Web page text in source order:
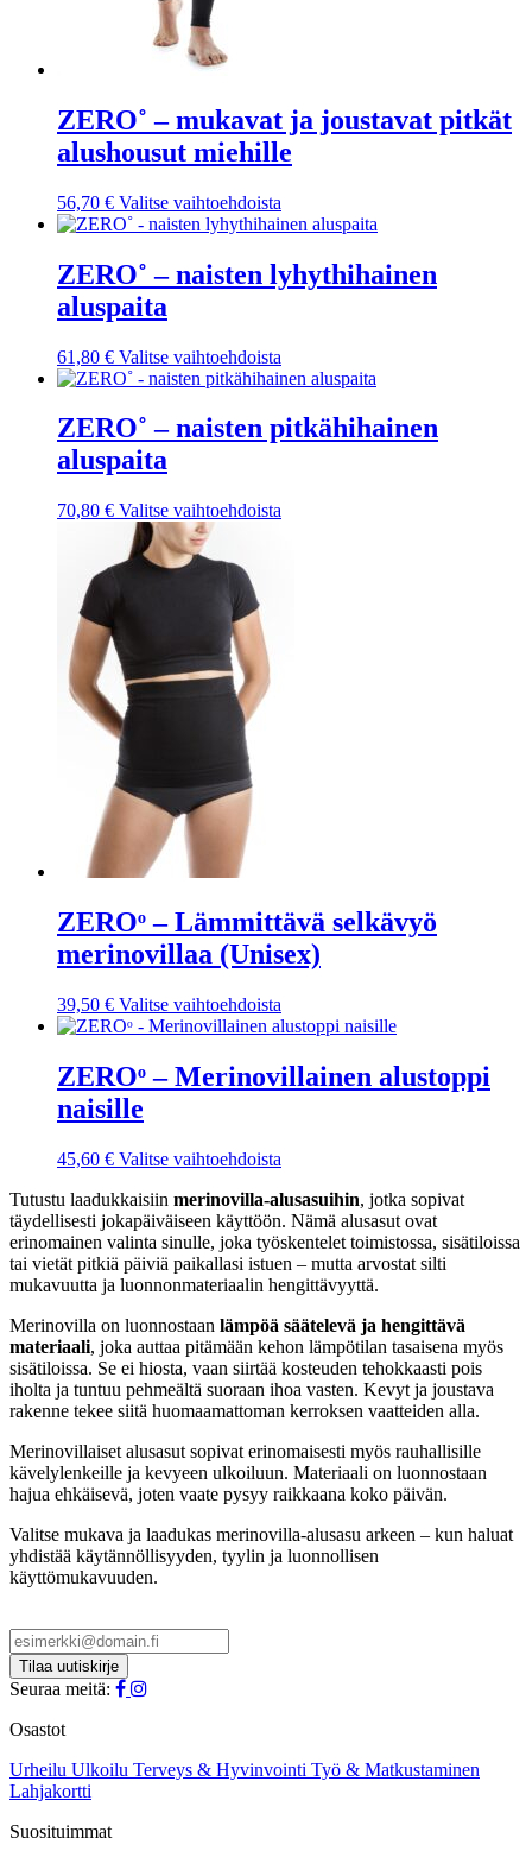
ZERO˚ – mukavat ja joustavat pitkät
alushousut miehille
56,70 € Valitse vaihtoehdoista
tuotteella
useampi
muunnelma.
tuotteen
sivulla.
ZERO˚ – naisten lyhythihainen
aluspaita
61,80 € Valitse vaihtoehdoista
tuotteella
useampi
muunnelma.
ZERO˚ – naisten pitkähihainen
aluspaita
70,80 € Valitse vaihtoehdoista
ZEROᵒ – Lämmittävä selkävyö
merinovillaa (Unisex)
39,50 € Valitse vaihtoehdoista
tuotteella
useampi
muunnelma.
tuotteen
sivulla.
ZEROᵒ – Merinovillainen alustoppi
naisille
45,60 € Valitse vaihtoehdoista
on
useampi
muunnelma.
Voit
tehdä
tuotteen
sivulla.
Tutustu laadukkaisiin merinovilla-alusasuihin, jotka sopivat
täydellisesti jokapäiväiseen käyttöön. Nämä alusasut ovat
erinomainen valinta sinulle, joka työskentelet toimistossa, sisätiloissa
tai vietät pitkiä päiviä paikallasi istuen – mutta arvostat silti
mukavuutta ja luonnonmateriaalin hengittävyyttä.
Merinovilla on luonnostaan lämpöä säätelevä ja hengittävä
materiaali, joka auttaa pitämään kehon lämpötilan tasaisena myös
sisätiloissa. Se ei hiosta, vaan siirtää kosteuden tehokkaasti pois
iholta ja tuntuu pehmeältä suoraan ihoa vasten. Kevyt ja joustava
rakenne tekee siitä huomaamattoman kerroksen vaatteiden alla.
Merinovillaiset alusasut sopivat erinomaisesti myös rauhallisille
kävelylenkeille ja kevyeen ulkoiluun. Materiaali on luonnostaan
hajua ehkäisevä, joten vaate pysyy raikkaana koko päivän.
Valitse mukava ja laadukas merinovilla-alusasu arkeen – kun haluat
yhdistää käytännöllisyyden, tyylin ja luonnollisen
käyttömukavuuden.
Seuraa meitä:
Osastot
Urheilu Ulkoilu Terveys & Hyvinvointi Työ & Matkustaminen
Lahjakortti
Suosituimmat